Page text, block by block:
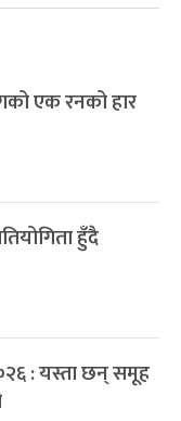
एक रनको हार
हुँदै
: यस्ता छन् समूह